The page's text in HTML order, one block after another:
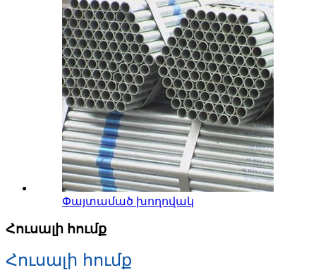
Փայտամած խողովակ
Հուսալի հումք
Հուսալի հումք